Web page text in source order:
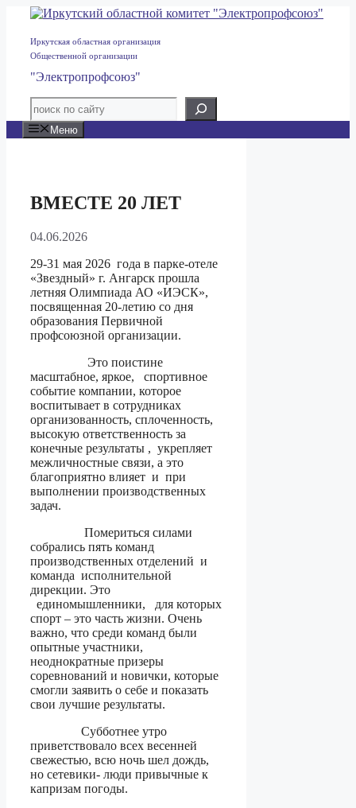
Перейти
содержимому
Иркутская областная организация
Общественной организации
"Электропрофсоюз"
Меню
ВМЕСТЕ 20 ЛЕТ
04.06.2026
29-31 мая 2026 года в парке-отеле
«Звездный» г. Ангарск прошла
летняя Олимпиада АО «ИЭСК»,
посвященная 20-летию со дня
образования Первичной
профсоюзной организации.
Это поистине
масштабное, яркое, спортивное
событие компании, которое
воспитывает в сотрудниках
организованность, сплоченность,
высокую ответственность за
конечные результаты , укрепляет
межличностные связи, а это
благоприятно влияет и при
выполнении производственных
задач.
Помериться силами
собрались пять команд
производственных отделений и
команда исполнительной
дирекции. Это
единомышленники, для которых
спорт – это часть жизни. Очень
важно, что среди команд были
опытные участники,
неоднократные призеры
соревнований и новички, которые
смогли заявить о себе и показать
свои лучшие результаты.
Субботнее утро
приветствовало всех весенней
свежестью, всю ночь шел дождь,
но сетевики- люди привычные к
капризам погоды.